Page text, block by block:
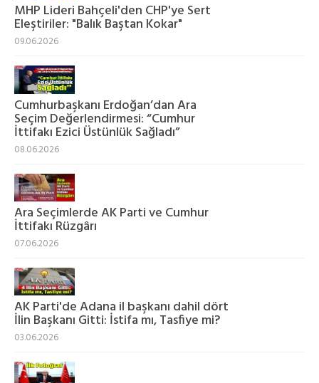
MHP Lideri Bahçeli'den CHP'ye Sert
Eleştiriler: "Balık Baştan Kokar"
09.06.2026
Cumhurbaşkanı Erdoğan’dan Ara
Seçim Değerlendirmesi: “Cumhur
İttifakı Ezici Üstünlük Sağladı”
08.06.2026
Ara Seçimlerde AK Parti ve Cumhur
İttifakı Rüzgârı
07.06.2026
AK Parti'de Adana il başkanı dahil dört
İlin Başkanı Gitti: İstifa mı, Tasfiye mi?
03.06.2026